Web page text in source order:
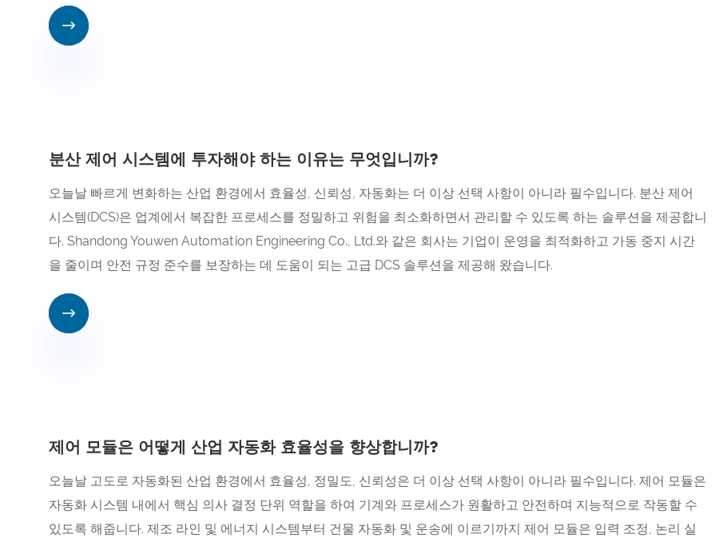

분산 제어 시스템에 투자해야 하는 이유는 무엇입니까?
오늘날 빠르게 변화하는 산업 환경에서 효율성, 신뢰성, 자동화는 더 이상 선택 사항이 아니라 필수입니다. 분산 제어
시스템(DCS)은 업계에서 복잡한 프로세스를 정밀하고 위험을 최소화하면서 관리할 수 있도록 하는 솔루션을 제공합니
다. Shandong Youwen Automation Engineering Co., Ltd.와 같은 회사는 기업이 운영을 최적화하고 가동 중지 시간
을 줄이며 안전 규정 준수를 보장하는 데 도움이 되는 고급 DCS 솔루션을 제공해 왔습니다.

제어 모듈은 어떻게 산업 자동화 효율성을 향상합니까?
​오늘날 고도로 자동화된 산업 환경에서 효율성, 정밀도, 신뢰성은 더 이상 선택 사항이 아니라 필수입니다. 제어 모듈은
자동화 시스템 내에서 핵심 의사 결정 단위 역할을 하여 기계와 프로세스가 원활하고 안전하며 지능적으로 작동할 수
있도록 해줍니다. 제조 라인 및 에너지 시스템부터 건물 자동화 및 운송에 이르기까지 제어 모듈은 입력 조정, 논리 실